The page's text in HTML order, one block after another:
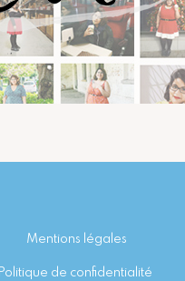
Mentions légales
Politique de confidentialité